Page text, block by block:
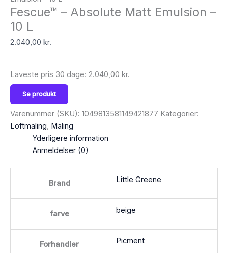
Fescue™ – Absolute Matt Emulsion –
10 L
2.040,00 kr.
Laveste pris 30 dage: 2.040,00 kr.
Se produkt
Varenummer (SKU): 1049813581149421877 Kategorier:
Loftmaling, Maling
Yderligere information
Anmeldelser (0)
Brand Little Greene
farve beige
Forhandler Picment